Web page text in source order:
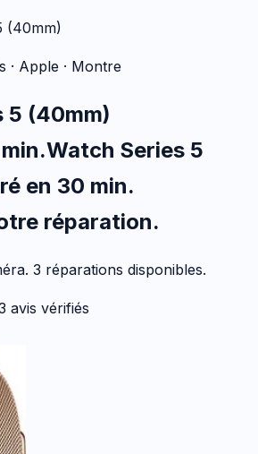
(40mm)
· Apple · Montre
5 (40mm)
.Watch Series 5
en 30 min.
réparation.
3 réparations disponibles.
avis vérifiés